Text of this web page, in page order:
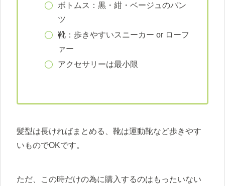
ボトムス：黒・紺・ベージュのパン
ツ
靴：歩きやすいスニーカー or ローフ
ァー
アクセサリーは最小限
髪型は長ければまとめる、靴は運動靴など歩きやす
いものでOKです。
ただ、この時だけの為に購入するのはもったいない